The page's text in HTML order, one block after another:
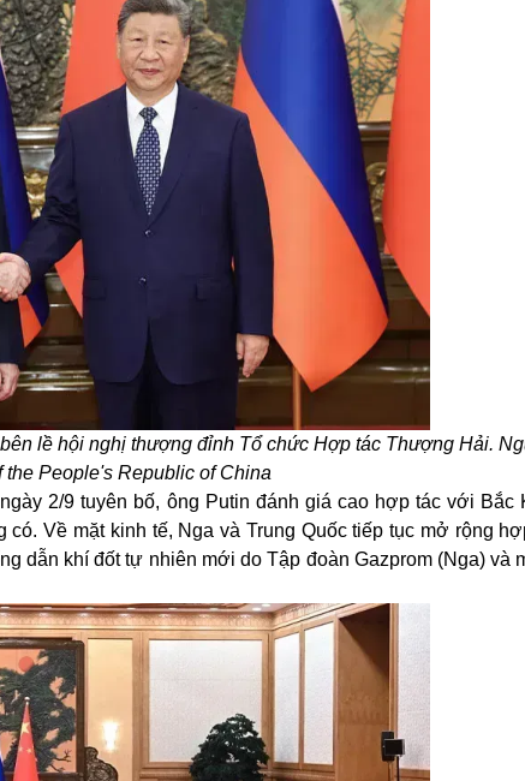
lề hội nghị thượng đỉnh Tổ chức Hợp tác Thượng Hải.
the People's Republic of China
2/9 tuyên bố, ông Putin đánh giá cao hợp tác với Bắc
Về mặt kinh tế, Nga và Trung Quốc tiếp tục mở rộng
dẫn khí đốt tự nhiên mới do Tập đoàn Gazprom (Nga) và